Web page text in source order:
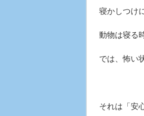
寝かしつけ
動物は寝る
では、怖い
それは「安